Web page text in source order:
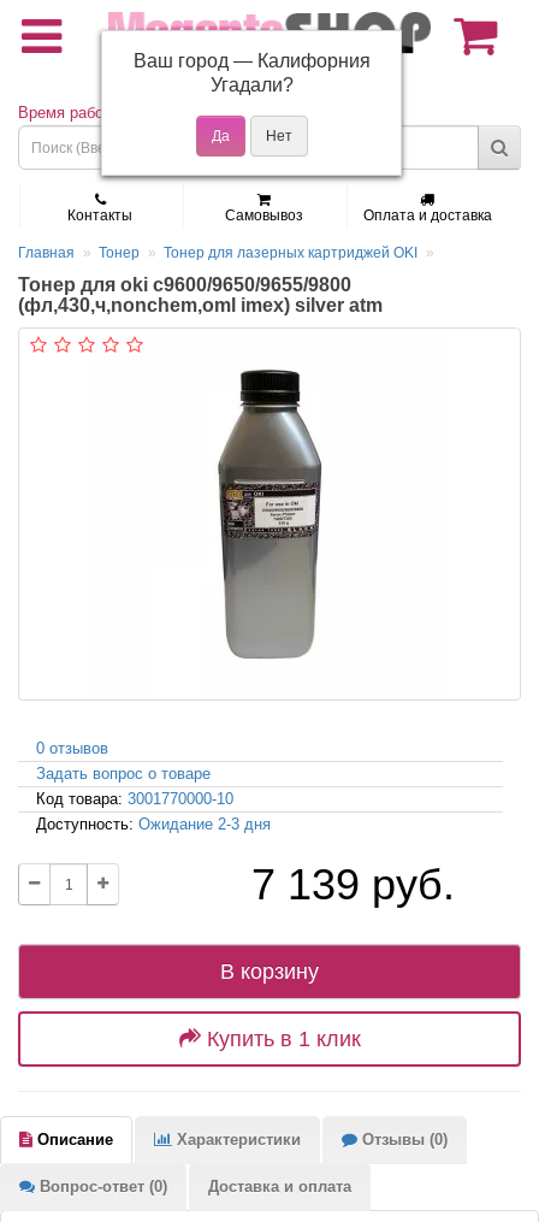
(495) 150-01-37
Время работы: Пн - Пт 9:30 - 19:00
Контакты Самовывоз Оплата и доставка
Главная Тонер Тонер для лазерных картриджей OKI
Тонер для oki c9600/9650/9655/9800
(фл,430,ч,nonchem,oml imex) silver atm
0 отзывов
Задать вопрос о товаре
Код товара: 3001770000-10
Доступность: Ожидание 2-3 дня
7 139 руб.
В корзину
Купить в 1 клик
Описание Характеристики Отзывы (0)
Вопрос-ответ (0) Доставка и оплата
Ваш город — Калифорния
Угадали?